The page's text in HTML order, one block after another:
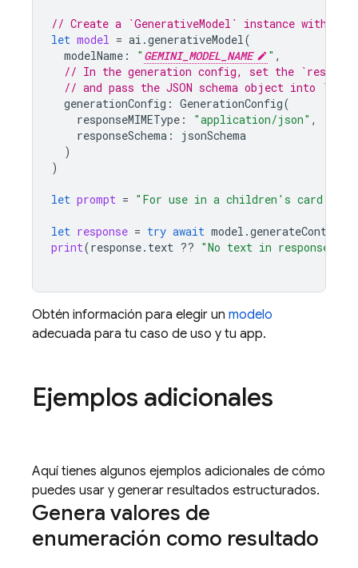
// Create a `GenerativeModel` instance with a
let model = ai .generativeModel(
modelName : " GEMINI_MODEL_NAME " ,
// In the generation config, set the
// and pass the JSON schema object into
generationConfig : GenerationConfig(
responseMIMEType : "application/json" ,
responseSchema :
jsonSchema
)
)
let prompt = "For use in a children's card
let response = try await model .generateContent
print(response. text ?? "No text in response."
Obtén información para elegir un modelo
adecuada para tu caso de uso y tu app.
Ejemplos adicionales
Aquí tienes algunos ejemplos adicionales de cómo
puedes usar y generar resultados estructurados.
Genera valores de
enumeración como resultado